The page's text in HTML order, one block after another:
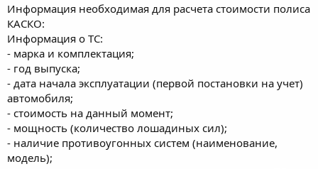
Информация необходимая для расчета стоимости полиса
КАСКО:
Информация о ТС:
- марка и комплектация;
- год выпуска;
- дата начала эксплуатации (первой постановки на учет)
автомобиля;
- стоимость на данный момент;
- мощность (количество лошадиных сил);
- наличие противоугонных систем (наименование,
модель);